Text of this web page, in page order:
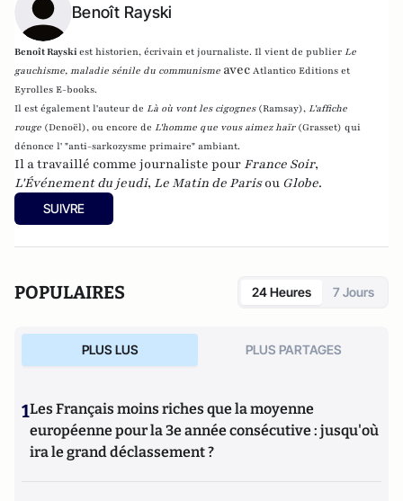
Benoît Rayski
Benoît Rayskiest historien, écrivain et journaliste. Il vient de publier Le
gauchisme, maladie sénile du communisme avec Atlantico Editions et
Eyrolles E-books.
Il est également l'auteur de Là où vont les cigognes (Ramsay), L'affiche
rouge (Denoël), ou encore de L'homme que vous aimez haïr (Grasset) qui
dénonce l' "anti-sarkozysme primaire" ambiant.
Il a travaillé comme journaliste pour France Soir,
L'Événement du jeudi, Le Matin de Parisou Globe.
SUIVRE
POPULAIRES 24 Heures 7 Jours
PLUS LUS PLUS PARTAGES
1Les Français moins riches que la moyenne
européenne pour la 3e année consécutive : jusqu'où
ira le grand déclassement ?